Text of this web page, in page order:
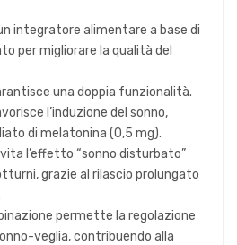
integratore alimentare a base di
per migliorare la qualità del
una doppia funzionalità.
l’induzione del sonno,
di melatonina (0,5 mg).
l’effetto “sonno disturbato”
grazie al rilascio prolungato
permette la regolazione
veglia, contribuendo alla